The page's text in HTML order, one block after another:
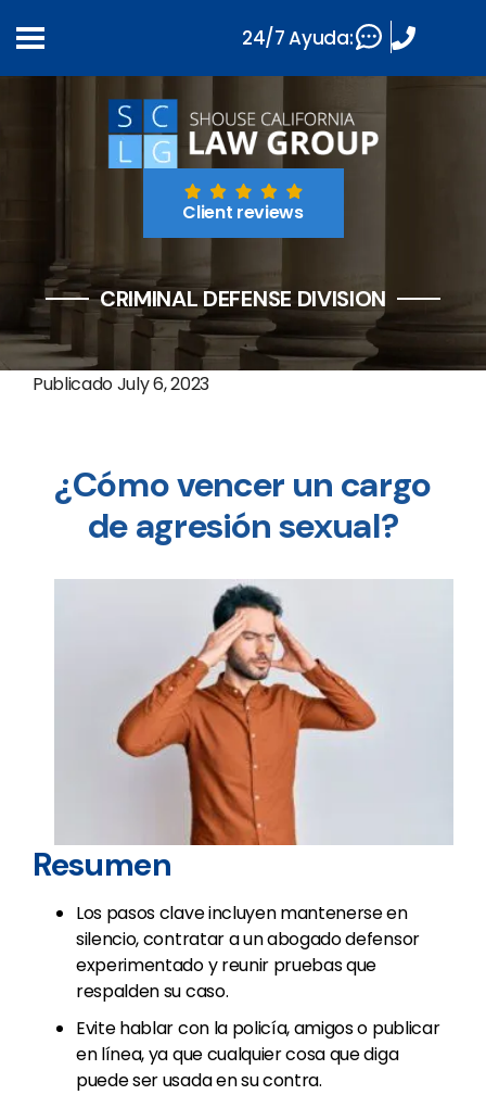
Client reviews
CRIMINAL DEFENSE DIVISION
PublicadoJuly 6, 2023
¿Cómo vencer un cargo
de agresión sexual?
Resumen
Los pasos clave incluyen mantenerse en
silencio, contratar a un abogado defensor
experimentado y reunir pruebas que
respalden su caso.
Evite hablar con la policía, amigos o publicar
en línea, ya que cualquier cosa que diga
puede ser usada en su contra.
24/7 Ayuda: